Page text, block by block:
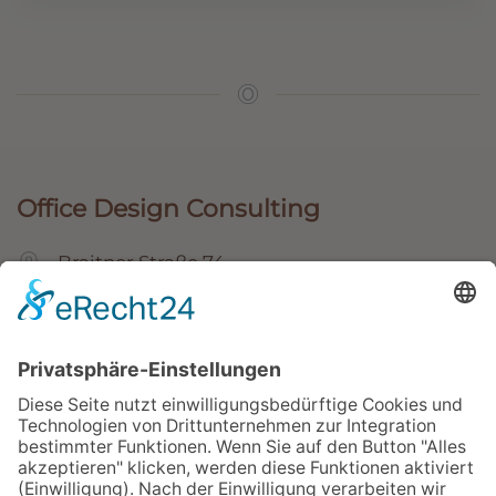
Office Design Consulting
Braitner Straße 74
2500 Baden
+43 2252 209123-0
office@officedesign.at